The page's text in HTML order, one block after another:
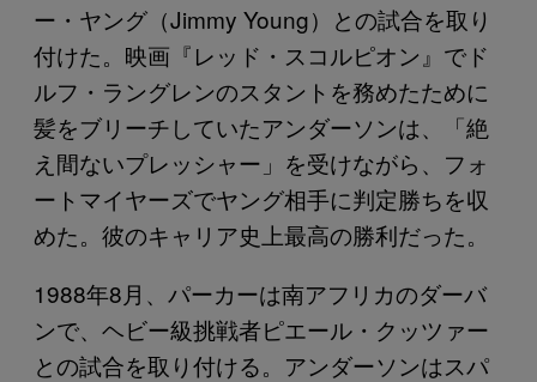
ー・ヤング（Jimmy Young）との試合を取り
付けた。映画『レッド・スコルピオン』でド
ルフ・ラングレンのスタントを務めたために
髪をブリーチしていたアンダーソンは、「絶
え間ないプレッシャー」を受けながら、フォ
ートマイヤーズでヤング相手に判定勝ちを収
めた。彼のキャリア史上最高の勝利だった。
1988年8月、パーカーは南アフリカのダーバ
ンで、ヘビー級挑戦者ピエール・クッツァー
との試合を取り付ける。アンダーソンはスパ